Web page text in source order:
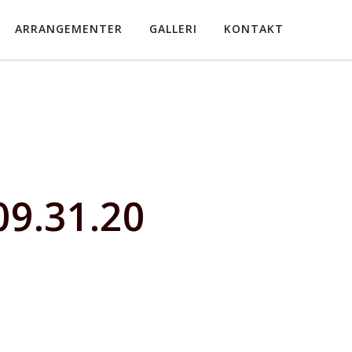
ARRANGEMENTER GALLERI KONTAKT